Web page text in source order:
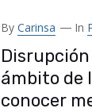
By Carinsa In
ámbito de
conocer